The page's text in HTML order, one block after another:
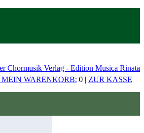
Chormusik Verlag - Edition Musica Rinata
MEIN WARENKORB: 0 | ZUR KASSE